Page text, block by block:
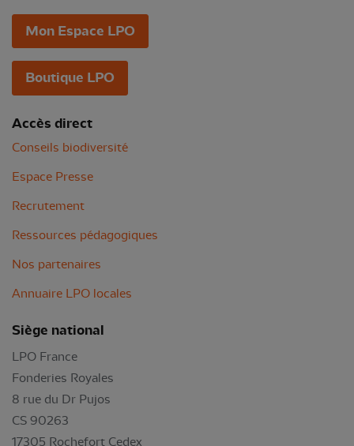
Mon Espace LPO
Boutique LPO
Accès direct
Conseils biodiversité
Espace Presse
Recrutement
Ressources pédagogiques
Nos partenaires
Annuaire LPO locales
Siège national
LPO France
Fonderies Royales
8 rue du Dr Pujos
CS 90263
17305 Rochefort Cedex